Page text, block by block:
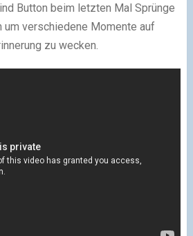
Button beim letzten Mal Sprünge
um verschiedene Momente auf
zu wecken.